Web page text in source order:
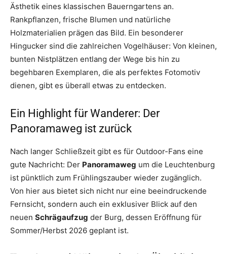
Ästhetik eines klassischen Bauerngartens an.
Rankpflanzen, frische Blumen und natürliche
Holzmaterialien prägen das Bild. Ein besonderer
Hingucker sind die zahlreichen Vogelhäuser: Von kleinen,
bunten Nistplätzen entlang der Wege bis hin zu
begehbaren Exemplaren, die als perfektes Fotomotiv
dienen, gibt es überall etwas zu entdecken.
Ein Highlight für Wanderer: Der
Panoramaweg ist zurück
Nach langer Schließzeit gibt es für Outdoor-Fans eine
gute Nachricht: Der Panoramaweg um die Leuchtenburg
ist pünktlich zum Frühlingszauber wieder zugänglich.
Von hier aus bietet sich nicht nur eine beeindruckende
Fernsicht, sondern auch ein exklusiver Blick auf den
neuen Schrägaufzug der Burg, dessen Eröffnung für
Sommer/Herbst 2026 geplant ist.